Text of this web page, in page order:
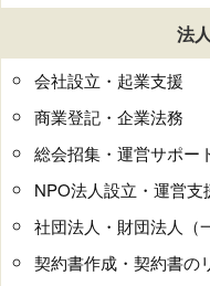
法
会社設立・起業支援
商業登記・企業法務
総会招集・運営サポー
NPO法人設立・運営支
社団法人・財団法人（
契約書作成・契約書の